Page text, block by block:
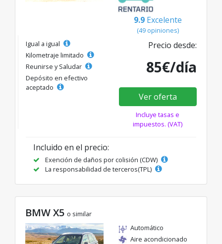
9.9 Excelente
(49 opiniones)
Igual a igual
Kilometraje limitado
Reunirse y Saludar
Depósito en efectivo
aceptado
Precio desde:
85€/día
Ver oferta
Incluye tasas e
impuestos. (VAT)
Incluido en el precio:
Exención de daños por colisión (CDW)
La responsabilidad de terceros(TPL)
BMW X5 o similar
Automático
Aire acondicionado